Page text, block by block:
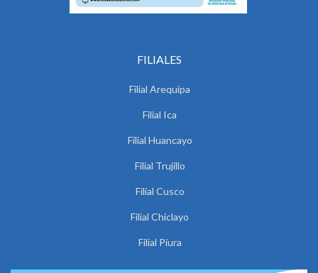
FILIALES
Filial Arequipa
Filial Ica
Filial Huancayo
Filial Trujillo
Filial Cusco
Filial Chiclayo
Filial Piura